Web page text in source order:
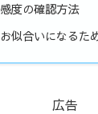
度の確認方法
似合いになるた
広告